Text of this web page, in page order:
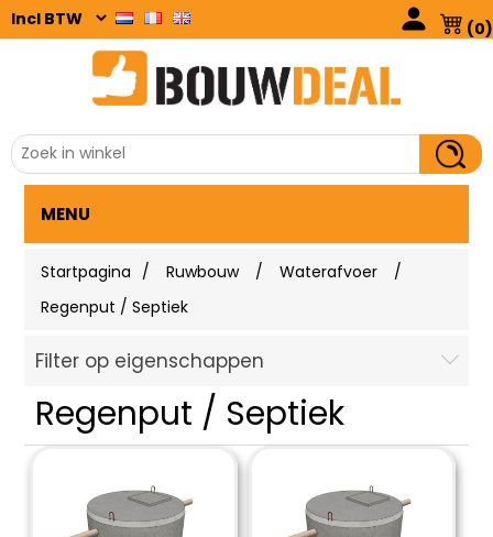
(0)
MENU
Startpagina / Ruwbouw / Waterafvoer
/
Regenput / Septiek
Filter op eigenschappen
Regenput / Septiek